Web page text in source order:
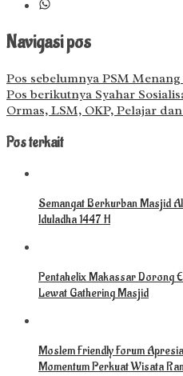
Navigasi pos
Pos sebelumnya PSM
Pos berikutnya Syahar
Ormas, LSM, OKP, Pelajar
Pos terkait
Semangat Berkurban Masjid
Iduladha 1447 H
Pentahelix Makassar Dorong
Lewat Gathering Masjid
Moslem Friendly Forum
Momentum Perkuat Wisata